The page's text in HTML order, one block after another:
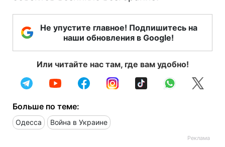
Не упустите главное! Подпишитесь на
наши обновления в Google!
Или читайте нас там, где вам удобно!
Больше по теме:
Одесса Война в Украине